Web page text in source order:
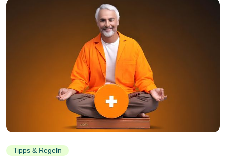
Tipps & Regeln